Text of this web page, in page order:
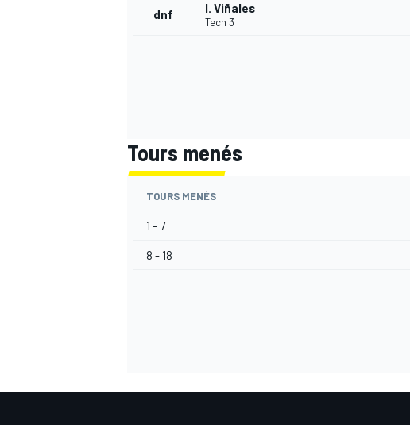
AUTRES CHAMPIONNATS
dnf I. Viñales
Tech 3
Tours menés
TOURS MENÉS
1 - 7
8 - 18